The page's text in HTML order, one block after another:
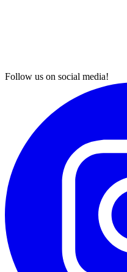
Follow us on social media!